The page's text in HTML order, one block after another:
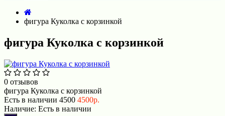
фигура Куколка с корзинкой
фигура Куколка с корзинкой
0 отзывов
фигура Куколка с корзинкой
Есть в наличии 4500 4500р.
Наличие: Есть в наличии